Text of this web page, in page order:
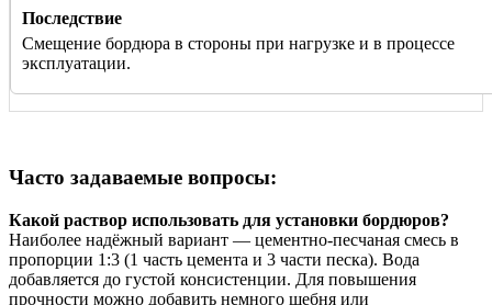
Смещение бордюра в стороны при нагрузке и в процессе
эксплуатации.
Часто задаваемые вопросы:
Какой раствор использовать для установки бордюров?
Наиболее надёжный вариант — цементно-песчаная смесь в
пропорции 1:3 (1 часть цемента и 3 части песка). Вода
добавляется до густой консистенции. Для повышения
прочности можно добавить немного щебня или